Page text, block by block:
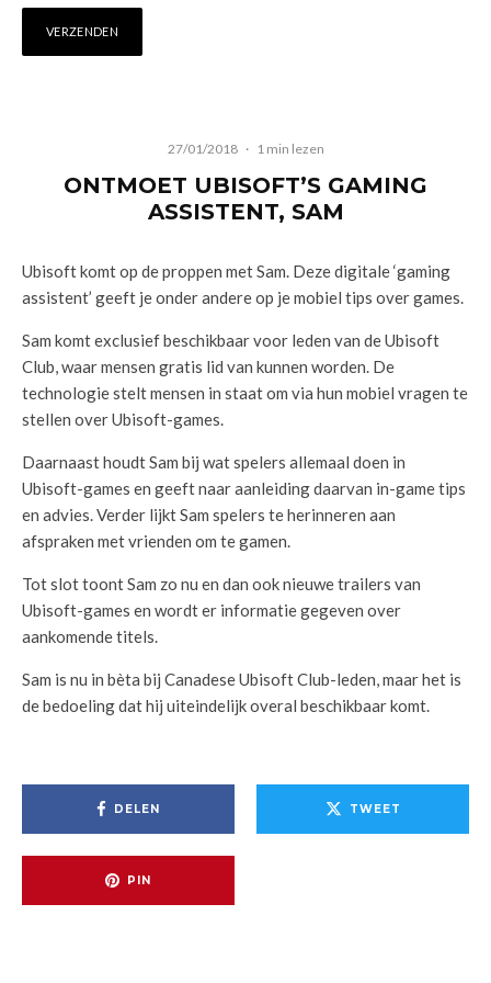
27/01/2018 · 1 min lezen
ONTMOET UBISOFT’S GAMING
ASSISTENT, SAM
Ubisoft komt op de proppen met Sam. Deze digitale ‘gaming
assistent’ geeft je onder andere op je mobiel tips over games.
Sam komt exclusief beschikbaar voor leden van de Ubisoft
Club, waar mensen gratis lid van kunnen worden. De
technologie stelt mensen in staat om via hun mobiel vragen te
stellen over Ubisoft-games.
Daarnaast houdt Sam bij wat spelers allemaal doen in
Ubisoft-games en geeft naar aanleiding daarvan in-game tips
en advies. Verder lijkt Sam spelers te herinneren aan
afspraken met vrienden om te gamen.
Tot slot toont Sam zo nu en dan ook nieuwe trailers van
Ubisoft-games en wordt er informatie gegeven over
aankomende titels.
Sam is nu in bèta bij Canadese Ubisoft Club-leden, maar het is
de bedoeling dat hij uiteindelijk overal beschikbaar komt.
DELEN TWEET
PIN